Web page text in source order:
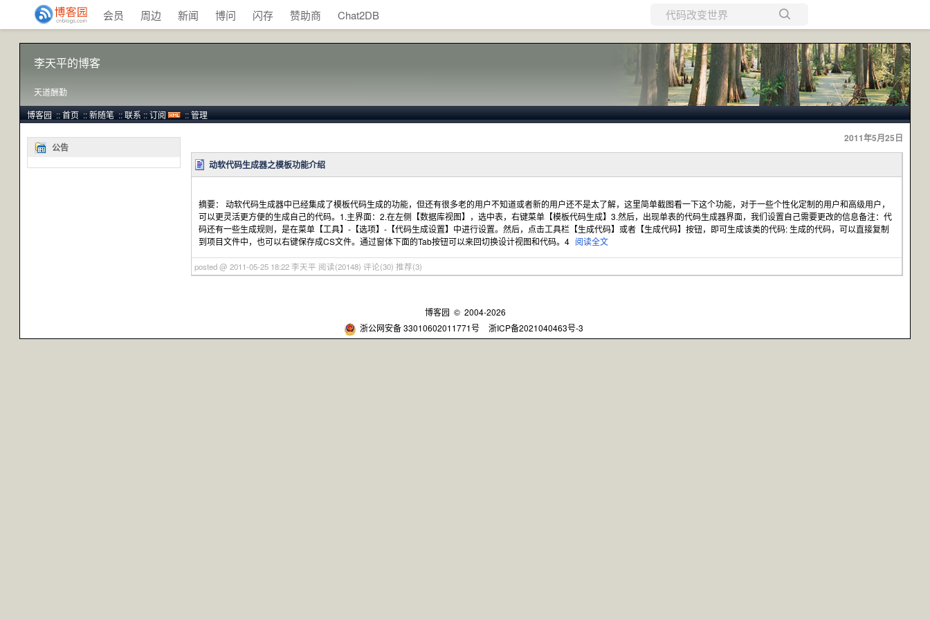
会员 周边 新闻 博问 闪存 赞助商 Chat2DB
当前博客
李天平的博客
天道酬勤
博客园::首页::新随笔::联系::订阅 ::管理
公告
2011年5月25日
动软代码生成器之模板功能介绍
摘要： 动软代码生成器中已经集成了模板代码生成的功能，但还有很多老的用户不知道或者新的用户还不是太了解，这里简单截图看一下这个功能，对于一些个性化定制的用户和高级用户，
可以更灵活更方便的生成自己的代码。1.主界面：2.在左侧【数据库视图】，选中表，右键菜单【模板代码生成】3.然后，出现单表的代码生成器界面，我们设置自己需要更改的信息备注：代
码还有一些生成规则，是在菜单【工具】-【选项】-【代码生成设置】中进行设置。然后，点击工具栏【生成代码】或者【生成代码】按钮，即可生成该类的代码: 生成的代码，可以直接复制
到项目文件中，也可以右键保存成CS文件。通过窗体下面的Tab按钮可以来回切换设计视图和代码。4 阅读全文
posted @ 2011-05-25 18:22 李天平 阅读(20148) 评论(30) 推荐(3)
博客园 © 2004-2026
浙公网安备 33010602011771号
浙ICP备2021040463号-3